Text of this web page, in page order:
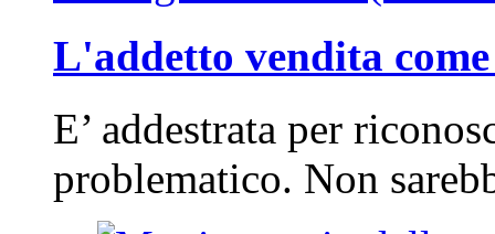
L'addetto vendita
E’ addestrata per
problematico. Non